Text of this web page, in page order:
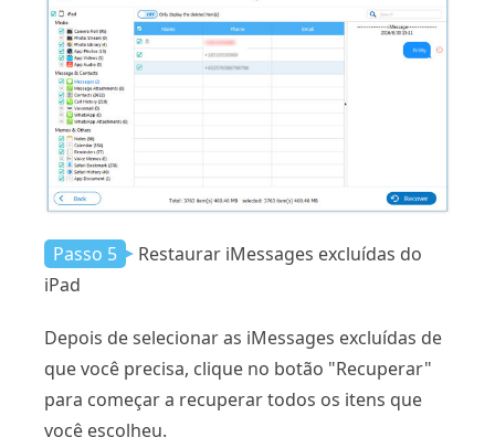
Passo 5
Restaurar iMessages excluídas do
iPad
Depois de selecionar as iMessages excluídas de
que você precisa, clique no botão "Recuperar"
para começar a recuperar todos os itens que
você escolheu.